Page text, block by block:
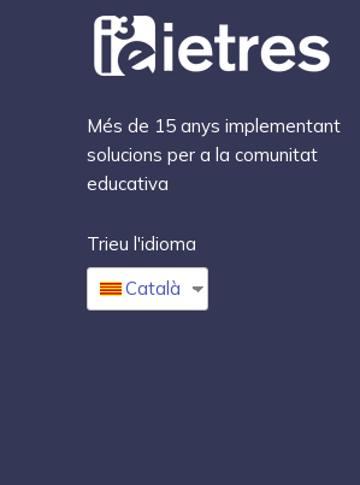
Més de 15 anys implementant
solucions per a la comunitat
educativa
Trieu l'idioma
Català